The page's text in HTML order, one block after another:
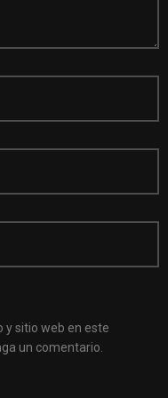
y sitio web en este
un comentario.